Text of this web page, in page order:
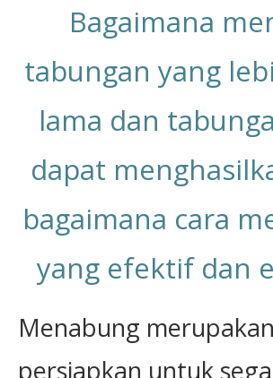
Bagaimana
tabungan yang
lama dan
dapat
bagaimana cara
yang efektif dan
Menabung merupakan
persiapkan untuk